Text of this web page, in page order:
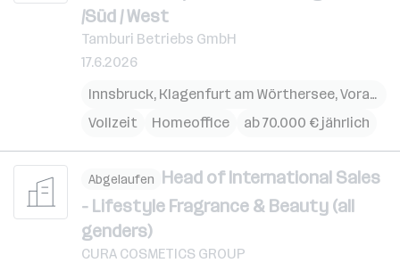
/Süd / West
Tamburi Betriebs GmbH
17.6.2026
Innsbruck, Klagenfurt am Wörthersee,Vorarlberg
Vollzeit
Homeoffice ab 70.000 € jährlich
Abgelaufen Head of International Sales
- Lifestyle Fragrance & Beauty (all
genders)
CURA COSMETICS GROUP